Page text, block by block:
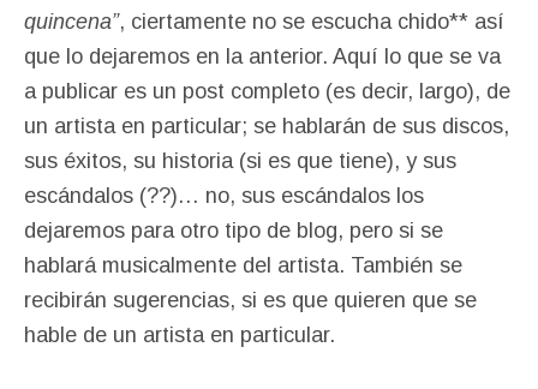
quincena”, ciertamente no se escucha chido** así
que lo dejaremos en la anterior. Aquí lo que se va
a publicar es un post completo (es decir, largo), de
un artista en particular; se hablarán de sus discos,
sus éxitos, su historia (si es que tiene), y sus
escándalos (??)… no, sus escándalos los
dejaremos para otro tipo de blog, pero si se
hablará musicalmente del artista. También se
recibirán sugerencias, si es que quieren que se
hable de un artista en particular.